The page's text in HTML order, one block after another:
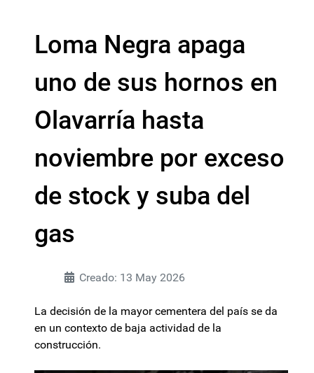
Loma Negra apaga
uno de sus hornos en
Olavarría hasta
noviembre por exceso
de stock y suba del
gas
Creado: 13 May 2026
La decisión de la mayor cementera del país se da
en un contexto de baja actividad de la
construcción.